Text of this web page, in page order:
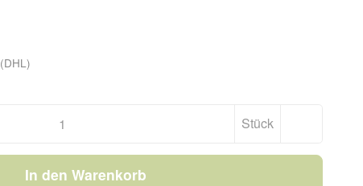
(DHL)
Stück
In den Warenkorb